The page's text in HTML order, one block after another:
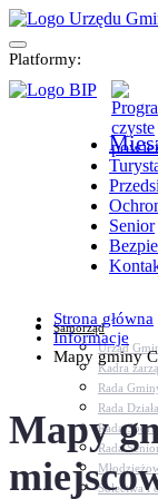
Platformy:
Senior
Samorząd
Urząd
Kadra
Rada
Rada
Rada
Rada
Sołectwa i
Strona główna
Informacje
Mapy gminy
Mapy